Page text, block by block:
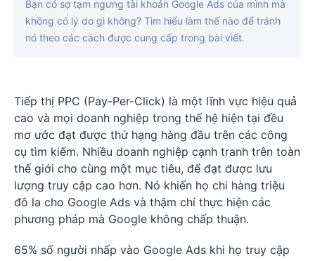
Bạn có sợ tạm ngưng tài khoản Google Ads của mình mà
không có lý do gì không? Tìm hiểu làm thế nào để tránh
nó theo các cách được cung cấp trong bài viết.
Tiếp thị PPC (Pay-Per-Click) là một lĩnh vực hiệu quả
cao và mọi doanh nghiệp trong thế hệ hiện tại đều
mơ ước đạt được thứ hạng hàng đầu trên các công
cụ tìm kiếm. Nhiều doanh nghiệp cạnh tranh trên toàn
thế giới cho cùng một mục tiêu, để đạt được lưu
lượng truy cập cao hơn. Nó khiến họ chi hàng triệu
đô la cho Google Ads và thậm chí thực hiện các
phương pháp mà Google không chấp thuận.
65% số người nhấp vào Google Ads khi họ truy cập